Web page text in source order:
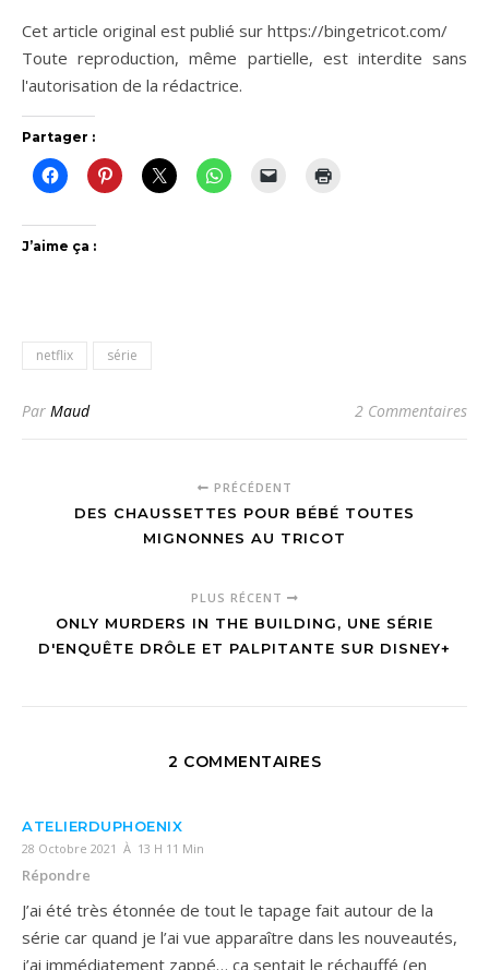
Cet article original est publié sur https://bingetricot.com/
Toute reproduction, même partielle, est interdite sans
l'autorisation de la rédactrice.
Partager :
J’aime ça :
netflix série
Par Maud 2 Commentaires
PRÉCÉDENT
DES CHAUSSETTES POUR BÉBÉ TOUTES
MIGNONNES AU TRICOT
PLUS RÉCENT
ONLY MURDERS IN THE BUILDING, UNE SÉRIE
D'ENQUÊTE DRÔLE ET PALPITANTE SUR DISNEY+
2 COMMENTAIRES
ATELIERDUPHOENIX
28 Octobre 2021 À 13 H 11 Min
Répondre
J’ai été très étonnée de tout le tapage fait autour de la
série car quand je l’ai vue apparaître dans les nouveautés,
j’ai immédiatement zappé… ça sentait le réchauffé (en